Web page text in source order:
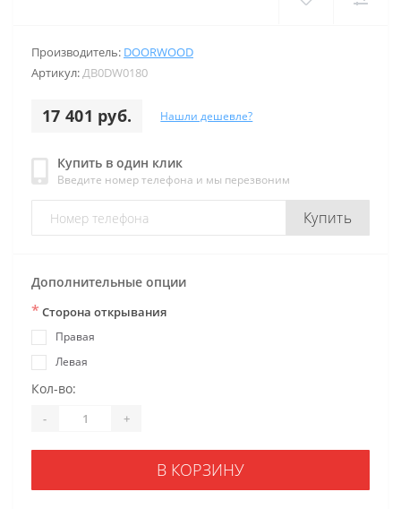
Производитель: DOORWOOD
Артикул:ДB0DW0180
17 401 руб. Нашли дешевле?
Купить в один клик
Введите номер телефона и мы перезвоним
Купить
Дополнительные опции
* Сторона открывания
Правая
Левая
Кол-во:
- +
В КОРЗИНУ